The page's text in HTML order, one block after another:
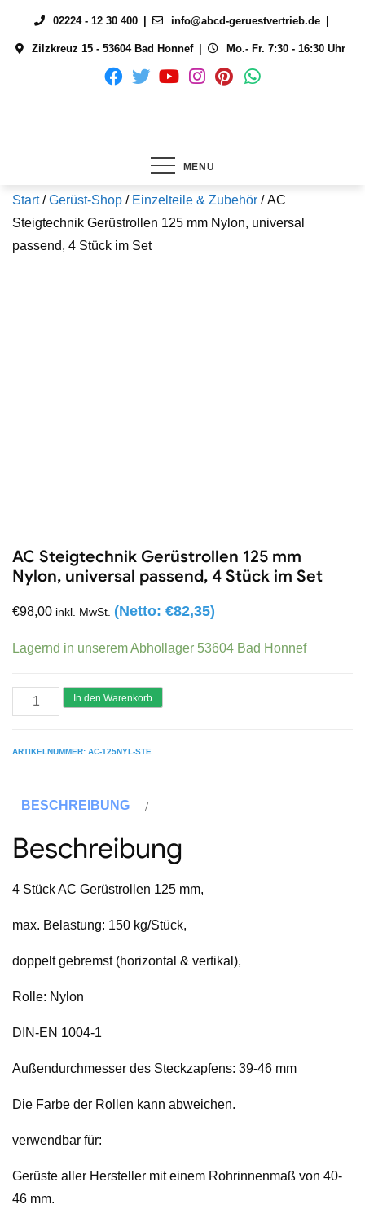
content
02224 - 12 30 400 info@abcd-geruestvertrieb.de
Zilzkreuz 15 - 53604 Bad Honnef Mo.- Fr. 7:30 - 16:30 Uhr
MENU
Start/Gerüst-Shop / Einzelteile & Zubehör / AC
Steigtechnik Gerüstrollen 125 mm Nylon, universal
passend, 4 Stück im Set
AC Steigtechnik Gerüstrollen 125 mm
Nylon, universal passend, 4 Stück im Set
€98,00 inkl. MwSt. (Netto: €82,35)
Lagernd in unserem Abhollager 53604 Bad Honnef
Steigtechnik
Nylon,
passend,
im
Menge
In den Warenkorb
ARTIKELNUMMER: AC-125NYL-STE
BESCHREIBUNG
Beschreibung
4 Stück AC Gerüstrollen 125 mm,
max. Belastung: 150 kg/Stück,
doppelt gebremst (horizontal & vertikal),
Rolle: Nylon
DIN-EN 1004-1
Außendurchmesser des Steckzapfens: 39-46 mm
Die Farbe der Rollen kann abweichen.
verwendbar für:
Gerüste aller Hersteller mit einem Rohrinnenmaß von 40-
46 mm.